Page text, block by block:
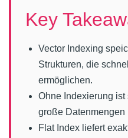
Key
Vector Indexing
Strukturen, die
ermöglichen.
Ohne Indexierung
große Datenmengen
Flat Index liefert